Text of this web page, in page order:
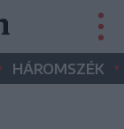
HÁROMSZÉK •